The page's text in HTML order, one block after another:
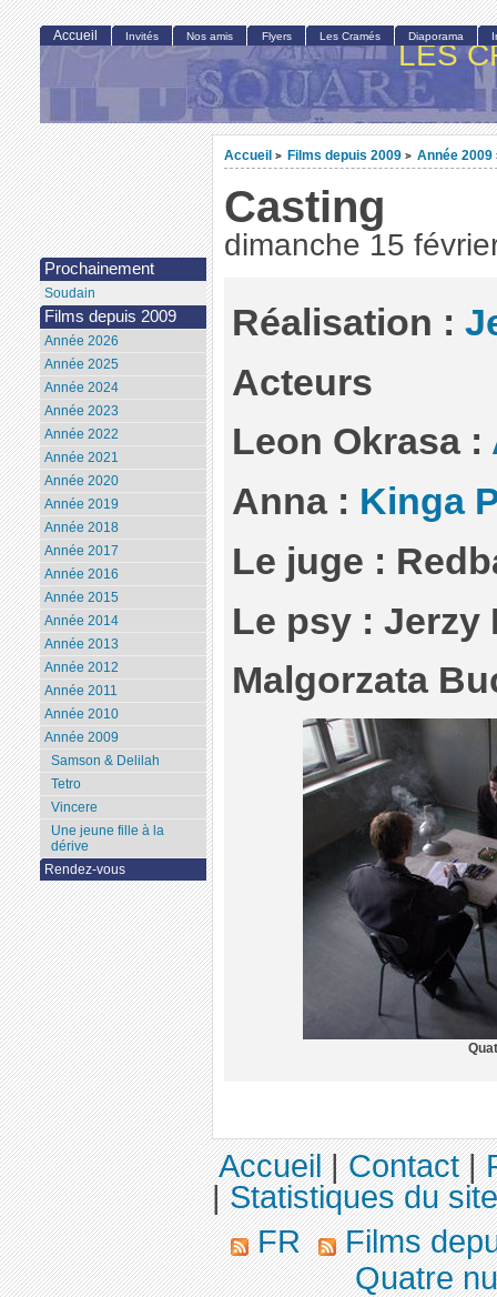
LES
Accueil > Films depuis 2009 > Année 2009
Casting
dimanche 15
Réalisation :
Acteurs
Leon Okrasa :
Anna : Kinga
Le juge :
Le psy : Jerzy
Malgorzata
Accueil Invités Nos amis Flyers Les Cramés Diaporama
Prochainement
Soudain
Films depuis 2009
Année 2026
Année 2025
Année 2024
Année 2023
Année 2022
Année 2021
Année 2020
Année 2019
Année 2018
Année 2017
Année 2016
Année 2015
Année 2014
Année 2013
Année 2012
Année 2011
Année 2010
Année 2009
Samson & Delilah
Tetro
Vincere
Une jeune fille à la
dérive
Rendez-vous
Accueil|Contact|
|Statistiques du site
FR
Films
Quatre